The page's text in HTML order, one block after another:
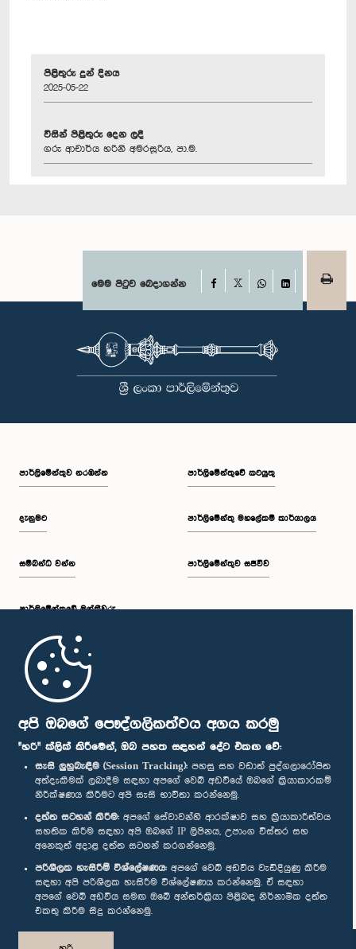
අපි ඔබගේ පෞද්ගලිකත්වය අගය කරමු
"හරි" ක්ලික් කිරීමෙන්, ඔබ පහත සඳහන් දේට එකඟ වේ:
සැසි ලුහුබැඳීම (Session Tracking): පහසු සහ වඩාත් පුද්ගලාරෝපිත
අත්දැකීමක් ලබාදීම සඳහා අපගේ වෙබ් අඩවියේ ඔබගේ ක්‍රියාකාරකම්
නිරීක්ෂණය කිරීමට අපි සැසි භාවිතා කරන්නෙමු.
දත්ත සටහන් කිරීම: අපගේ සේවාවන්හි ආරක්ෂාව සහ ක්‍රියාකාරීත්වය
සහතික කිරීම සඳහා අපි ඔබගේ IP ලිපිනය, උපාංග විස්තර සහ
අනෙකුත් අදාළ දත්ත සටහන් කරගන්නෙමු.
පරිශීලක හැසිරීම් විශ්ලේෂණය: අපගේ වෙබ් අඩවිය වැඩිදියුණු කිරීම
සඳහා අපි පරිශීලක හැසිරීම විශ්ලේෂණය කරන්නෙමු. ඒ සඳහා
අපගේ වෙබ් අඩවිය සමඟ ඔබේ අන්තර්ක්‍රියා පිළිබඳ නිර්නාමික දත්ත
එකතු කිරීම සිදු කරන්නෙමු.
පිළිතුරු දුන් දිනය
2025-05-22
විසින් පිළිතුරු දෙන ලදී
ගරු ආචාර්ය හරිනි අමරසූරිය, පා.ම.
මෙම පිටුව බෙදාගන්න Facebook
WhatsAppLinkedIn
පාර්ලි‌මේන්තුව නරඹන්න
දැනුමට
සම්බන්ධ වන්න
පාර්ලි‌මේන්තුවේ මන්ත්‍රීවරු
මුල් පිටුව
පාර්ලිමේන්තුවේ කටයුතු
පාර්ලිමේන්තු මහලේකම් කාර්යාලය
පාර්ලිමේන්තුව සජීවීව
පාර්ලිමේන්තු ජංගම යෙදුම
අප හා සම්බන්ධ වී සිටින්න :
සම්මාන
පෞද්ගලිකත්ව ප්‍රතිපත්තිය